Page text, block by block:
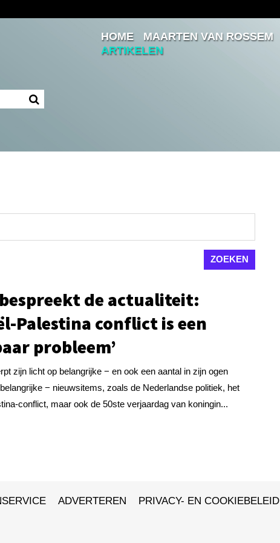
InloggenHOME MAARTEN VAN ROSSEM
ARTIKELEN
de actualiteit:
Palestina conflict is een
probleem’
zijn licht op belangrijke − en ook een aantal in zijn ogen
− nieuwsitems, zoals de Nederlandse politiek, het
conflict, maar ook de 50ste verjaardag van koningin...
ADVERTEREN PRIVACY- EN COOKIEBELEID